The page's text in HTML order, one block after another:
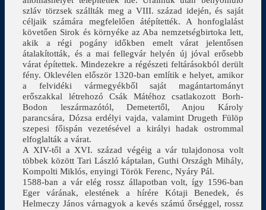
szláv törzsek szállták meg a VIII. század idején, és saját
céljaik számára megfelelően átépítették. A honfoglalást
követően Sirok és környéke az Aba nemzetségbirtoka lett,
akik a régi pogány időkben emelt várat jelentősen
átalakították, és a mai fellegvár helyén új jóval erősebb
várat építettek. Mindezekre a régészeti feltárásokból derült
fény. Oklevélen először 1320-ban említik e helyet, amikor
a felvidéki vármegyékből saját magántartományt
erőszakkal létrehozó Csák Mátéhoz csatlakozott Borh-
Bodon leszármazótól, Demetertől, Anjou Károly
parancsára, Dózsa erdélyi vajda, valamint Drugeth Fülöp
szepesi főispán vezetésével a királyi hadak ostrommal
elfoglalták a várat.
A XIV-től a XVI. század végéig a vár tulajdonosa volt
többek között Tari László káptalan, Guthi Országh Mihály,
Kompolti Miklós, enyingi Török Ferenc, Nyáry Pál.
1588-ban a vár elég rossz állapotban volt, így 1596-ban
Eger várának, elestének a hírére Kótaji Benedek, és
Helmeczy János várnagyok a kevés számú őrséggel, rossz